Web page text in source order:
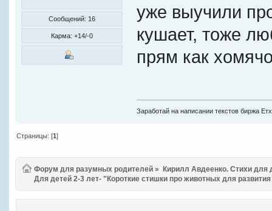
Сообщений: 16
Карма: +14/-0
уже выучили
кушает, тоже
прям как
Заработай на написании текстов биржа
Страницы: [1]
Форум для разумных родителей » Кирилл Авдеенко. Стихи для
Для детей 2-3 лет- "Короткие стишки про животных для